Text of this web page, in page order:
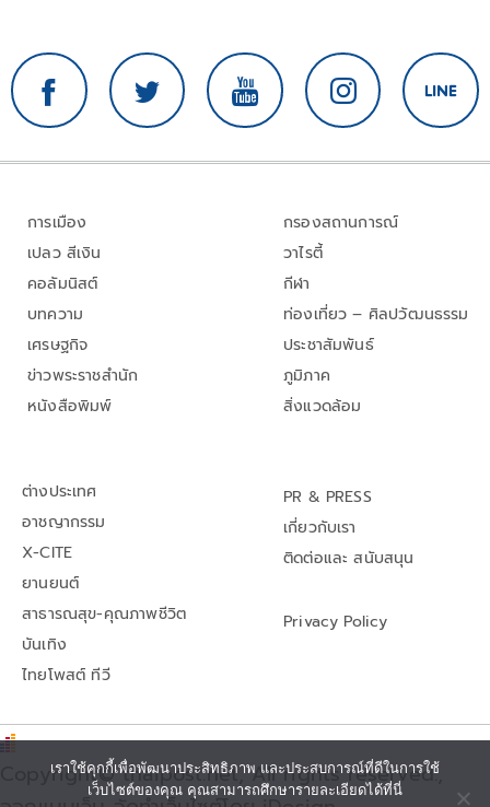
การเมือง
เปลว สีเงิน
คอลัมนิสต์
บทความ
เศรษฐกิจ
ข่าวพระราชสำนัก
หนังสือพิมพ์
กรองสถานการณ์
วาไรตี้
กีฬา
ท่องเที่ยว – ศิลปวัฒนธรรม
ประชาสัมพันธ์
ภูมิภาค
สิ่งแวดล้อม
ต่างประเทศ
อาชญากรรม
X-CITE
ยานยนต์
สาธารณสุข-คุณภาพชีวิต
บันเทิง
ไทยโพสต์ ทีวี
PR & PRESS
เกี่ยวกับเรา
ติดต่อและ สนับสนุน
Privacy Policy
Copyright© thaipost.net, All rights reserved.,
เราใช้คุกกี้เพื่อพัฒนาประสิทธิภาพ และประสบการณ์ที่ดีในการใช้
เว็บไซต์ของคุณ คุณสามารถศึกษารายละเอียดได้ที่นี่